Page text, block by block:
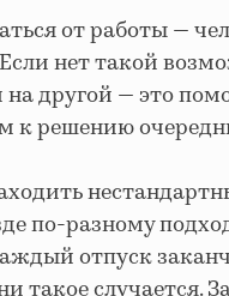
от работы —
нет такой
другой — это
к решению
по-разному
отпуск